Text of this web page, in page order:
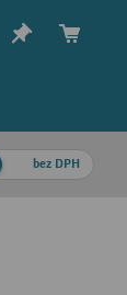
bez DPH